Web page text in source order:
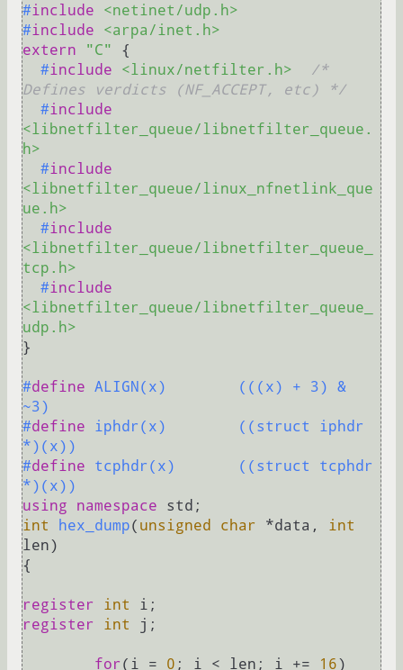
#include
<netinet/udp.h>
#include
<arpa/inet.h>
extern
"C"
{
#include <linux/netfilter.h>
/*
Defines verdicts (NF_ACCEPT, etc) */
#include
<libnetfilter_queue/libnetfilter_queue.
h>
#include
<libnetfilter_queue/linux_nfnetlink_que
ue.h>
#include
<libnetfilter_queue/libnetfilter_queue_
tcp.h>
#include
<libnetfilter_queue/libnetfilter_queue_
udp.h>
}
#define ALIGN(x)	(((x) + 3) &
~3)
#define iphdr(x)	((struct iphdr
*)(x))
#define tcphdr(x)	((struct tcphdr
*)(x))
using
namespace
int
hex_dump( unsigned char *data, int
len)
{
register int
register
int j;
for (i = 0 ; i < len; i += 16)